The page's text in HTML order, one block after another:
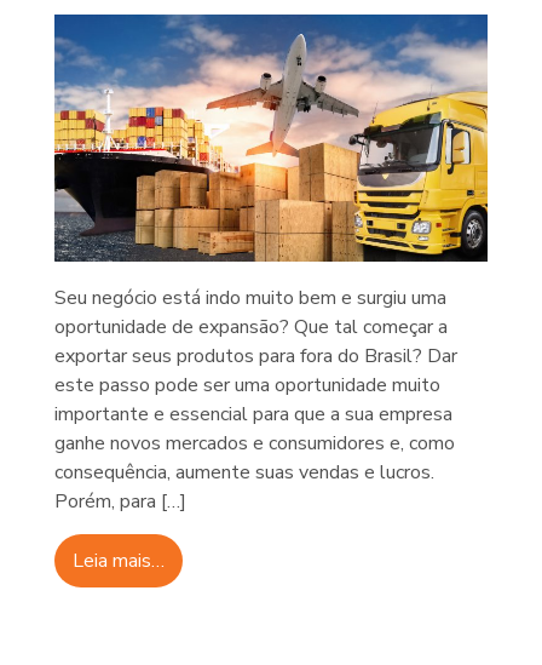
Seu negócio está indo muito bem e surgiu uma
oportunidade de expansão? Que tal começar a
exportar seus produtos para fora do Brasil? Dar
este passo pode ser uma oportunidade muito
importante e essencial para que a sua empresa
ganhe novos mercados e consumidores e, como
consequência, aumente suas vendas e lucros.
Porém, para […]
Leia mais…